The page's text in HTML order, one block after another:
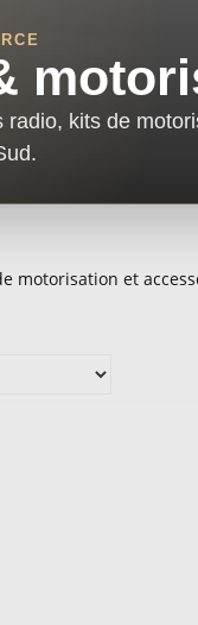
radio, kits de
motorisation et